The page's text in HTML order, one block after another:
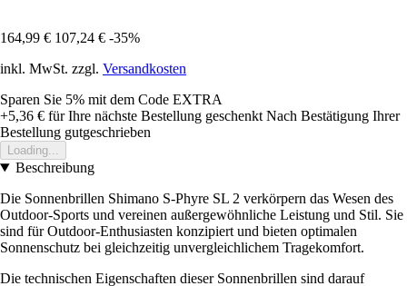
164,99 € 107,24 € -35%
inkl. MwSt. zzgl. Versandkosten
Sparen Sie 5% mit dem Code EXTRA
+5,36 € für Ihre nächste Bestellung geschenkt Nach Bestätigung Ihrer
Bestellung gutgeschrieben
Loading...
Beschreibung
Die Sonnenbrillen Shimano S-Phyre SL 2 verkörpern das Wesen des
Outdoor-Sports und vereinen außergewöhnliche Leistung und Stil. Sie
sind für Outdoor-Enthusiasten konzipiert und bieten optimalen
Sonnenschutz bei gleichzeitig unvergleichlichem Tragekomfort.
Die technischen Eigenschaften dieser Sonnenbrillen sind darauf